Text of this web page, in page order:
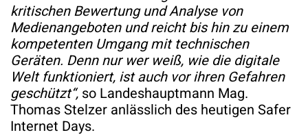
kritischen Bewertung und Analyse von
Medienangeboten und reicht bis hin zu einem
kompetenten Umgang mit technischen
Geräten. Denn nur wer weiß, wie die digitale
Welt funktioniert, ist auch vor ihren Gefahren
geschützt“, so Landeshauptmann Mag.
Thomas Stelzer anlässlich des heutigen Safer
Internet Days.